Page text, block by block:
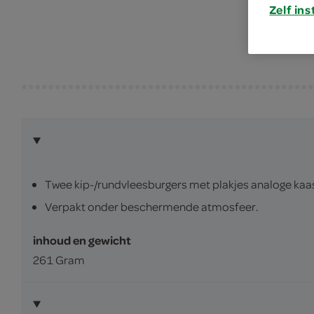
Twee kip-/rundvleesburgers met plakjes analoge
Verpakt onder beschermende atmosfeer.
inhoud en gewicht
261 Gram
Zelf